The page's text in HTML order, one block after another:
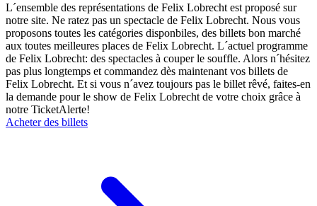
L´ensemble des représentations de Felix Lobrecht est proposé sur
notre site. Ne ratez pas un spectacle de Felix Lobrecht. Nous vous
proposons toutes les catégories disponbiles, des billets bon marché
aux toutes meilleures places de Felix Lobrecht. L´actuel programme
de Felix Lobrecht: des spectacles à couper le souffle. Alors n´hésitez
pas plus longtemps et commandez dès maintenant vos billets de
Felix Lobrecht. Et si vous n´avez toujours pas le billet rêvé, faites-en
la demande pour le show de Felix Lobrecht de votre choix grâce à
notre TicketAlerte!
Acheter des billets